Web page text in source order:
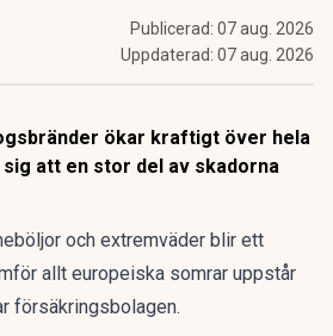
Publicerad: 07 aug. 2026
Uppdaterad: 07 aug. 2026
ökar kraftigt över hela
sig att en stor del av skadorna
och extremväder blir ett
allt europeiska somrar uppstår
försäkringsbolagen.